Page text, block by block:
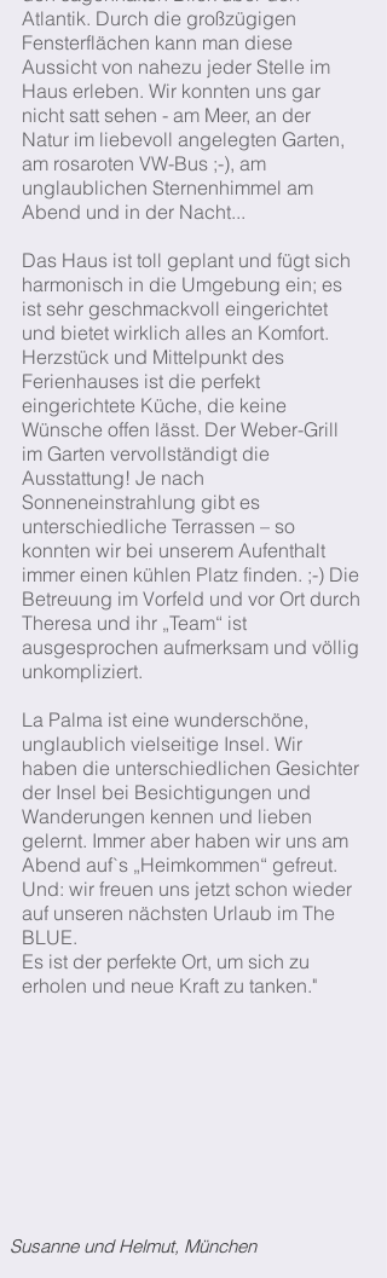
Atlantik. Durch die großzügigen
Fensterflächen kann man diese
Aussicht von nahezu jeder Stelle im
Haus erleben. Wir konnten uns gar
nicht satt sehen - am Meer, an der
Natur im liebevoll angelegten Garten,
am rosaroten VW-Bus ;-), am
unglaublichen Sternenhimmel am
Abend und in der Nacht...
Das Haus ist toll geplant und fügt sich
harmonisch in die Umgebung ein; es
ist sehr geschmackvoll eingerichtet
und bietet wirklich alles an Komfort.
Herzstück und Mittelpunkt des
Ferienhauses ist die perfekt
eingerichtete Küche, die keine
Wünsche offen lässt. Der Weber-Grill
im Garten vervollständigt die
Ausstattung! Je nach
Sonneneinstrahlung gibt es
unterschiedliche Terrassen – so
konnten wir bei unserem Aufenthalt
immer einen kühlen Platz finden. ;-) Die
Betreuung im Vorfeld und vor Ort durch
Theresa und ihr „Team“ ist
ausgesprochen aufmerksam und völlig
unkompliziert.
La Palma ist eine wunderschöne,
unglaublich vielseitige Insel. Wir
haben die unterschiedlichen Gesichter
der Insel bei Besichtigungen und
Wanderungen kennen und lieben
gelernt. Immer aber haben wir uns am
Abend auf`s „Heimkommen“ gefreut.
Und: wir freuen uns jetzt schon wieder
auf unseren nächsten Urlaub im The
BLUE.
Es ist der perfekte Ort, um sich zu
erholen und neue Kraft zu tanken."
Susanne und Helmut, München